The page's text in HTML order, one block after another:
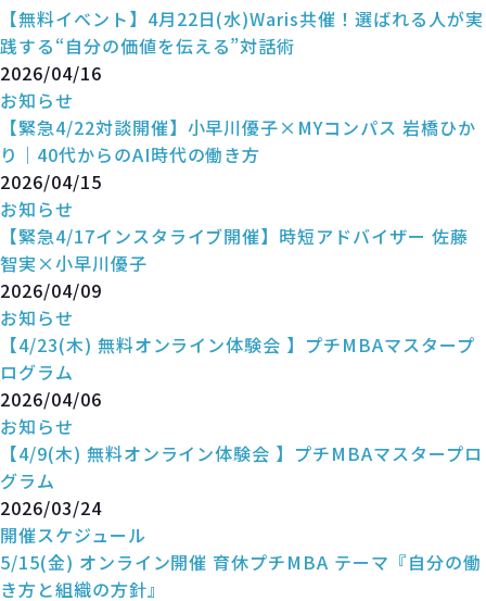
【無料イベント】4月22日(水)Waris共催！選ばれる人が実
践する“自分の価値を伝える”対話術
2026/04/16
お知らせ
【緊急4/22対談開催】小早川優子×MYコンパス 岩橋ひか
り｜40代からのAI時代の働き方
2026/04/15
お知らせ
【緊急4/17インスタライブ開催】時短アドバイザー 佐藤
智実×小早川優子
2026/04/09
お知らせ
【4/23(木) 無料オンライン体験会 】プチMBAマスタープ
ログラム
2026/04/06
お知らせ
【4/9(木) 無料オンライン体験会 】プチMBAマスタープロ
グラム
2026/03/24
開催スケジュール
5/15(金) オンライン開催 育休プチMBA テーマ『自分の働
き方と組織の方針』